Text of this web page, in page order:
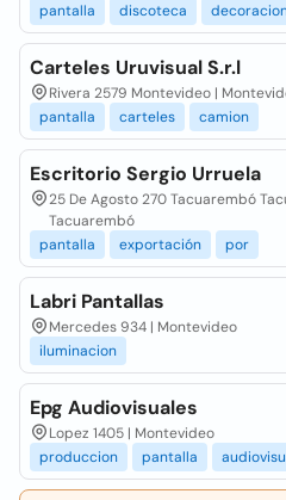
pantalla
discoteca
Carteles Uruvisual S.r.l
Rivera 2579 Montevideo |
pantalla
carteles camion
Escritorio Sergio Urruela
25 De Agosto 270 Tacuarembó
Tacuarembó
pantalla
exportación por
Labri Pantallas
Mercedes 934 | Montevideo
iluminacion
Epg Audiovisuales
Lopez 1405 | Montevideo
produccion
pantalla